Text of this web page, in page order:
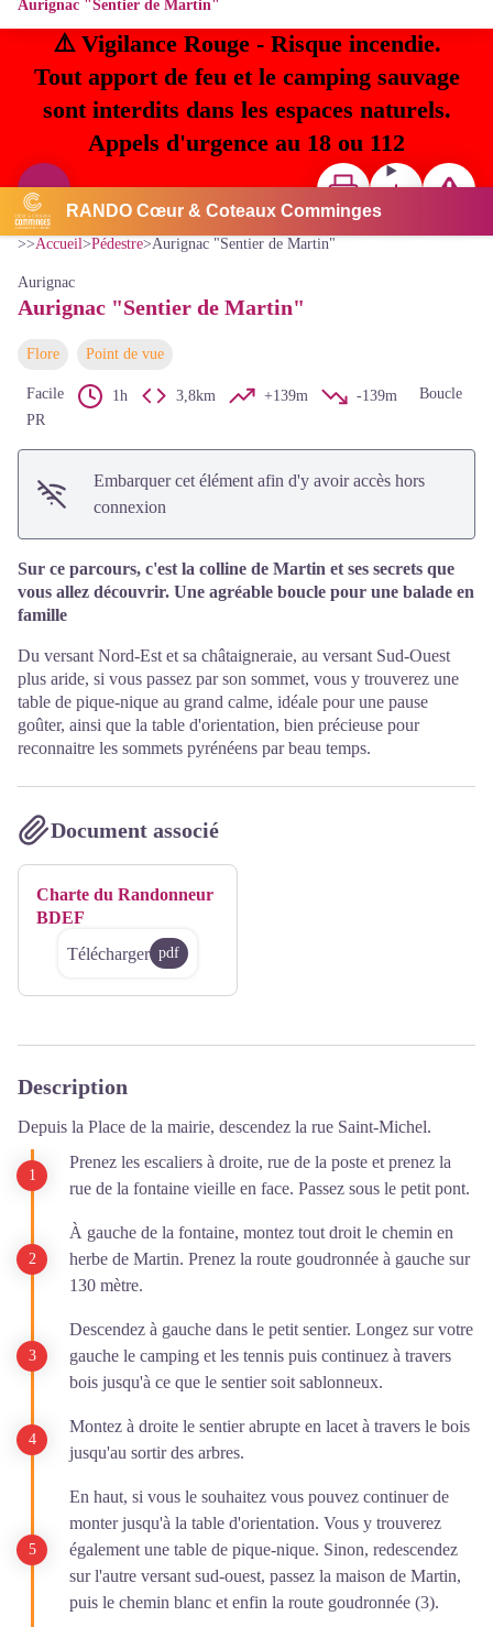
⚠️ Vigilance Rouge - Risque incendie.
Tout apport de feu et le camping sauvage
sont interdits dans les espaces naturels.
Appels d'urgence au 18 ou 112
RANDO Cœur & Coteaux Comminges
Aurignac "Sentier de Martin"
CC Coeur & Coteaux Comminges
Voir l'image en plein écran
ImprimerTéléchargerSignaler
>>Accueil>Pédestre>Aurignac "Sentier de Martin"
Aurignac
Aurignac "Sentier de Martin"
Flore Point de vue
Facile 1h 3,8km +139m -139m
Boucle
PR
Embarquer cet élément afin d'y avoir accès hors
connexion
Sur ce parcours, c'est la colline de Martin et ses secrets que
vous allez découvrir. Une agréable boucle pour une balade en
famille
Du versant Nord-Est et sa châtaigneraie, au versant Sud-Ouest
plus aride, si vous passez par son sommet, vous y trouverez une
table de pique-nique au grand calme, idéale pour une pause
goûter, ainsi que la table d'orientation, bien précieuse pour
reconnaitre les sommets pyrénéens par beau temps.
Document associé
Charte du Randonneur
BDEF
Télécharger pdf
Description
Depuis la Place de la mairie, descendez la rue Saint-Michel.
Prenez les escaliers à droite, rue de la poste et prenez la
rue de la fontaine vieille en face. Passez sous le petit pont.
À gauche de la fontaine, montez tout droit le chemin en
herbe de Martin. Prenez la route goudronnée à gauche sur
130 mètre.
Descendez à gauche dans le petit sentier. Longez sur votre
gauche le camping et les tennis puis continuez à travers
bois jusqu'à ce que le sentier soit sablonneux.
Montez à droite le sentier abrupte en lacet à travers le bois
jusqu'au sortir des arbres.
En haut, si vous le souhaitez vous pouvez continuer de
monter jusqu'à la table d'orientation. Vous y trouverez
également une table de pique-nique. Sinon, redescendez
sur l'autre versant sud-ouest, passez la maison de Martin,
puis le chemin blanc et enfin la route goudronnée (3).